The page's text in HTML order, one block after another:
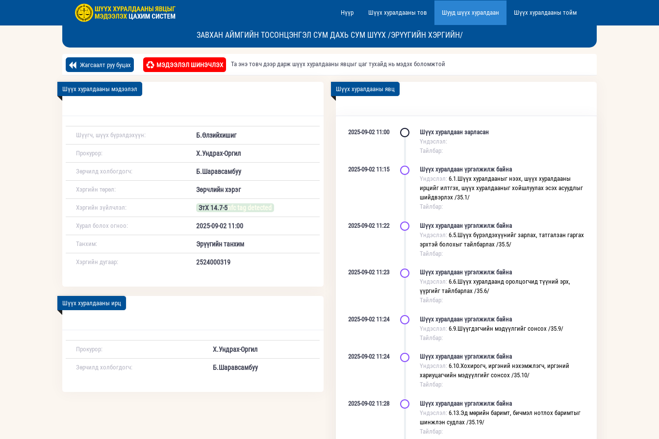
Нүүр Шүүх хуралдааны тов Шууд шүүх хуралдаан Шүүх хуралдааны тойм
ЗАВХАН АЙМГИЙН ТОСОНЦЭНГЭЛ СУМ ДАХЬ СУМ ШҮҮХ /ЭРҮҮГИЙН ХЭРГИЙН/
Жагсаалт руу буцах МЭДЭЭЛЭЛ ШИНЭЧЛЭХ Та энэ товч дээр дарж шүүх хуралдааны явцыг цаг тухайд нь мэдэх боломжтой
Шүүх хуралдааны мэдээлэл
Шүүгч, шүүх бүрэлдэхүүн: Б.Өлзийхишиг
Прокурор: Х.Ундрах-Оргил
Зөрчилд холбогдогч: Б.Шаравсамбуу
Хэргийн төрөл: Зөрчлийн хэрэг
Хэргийн зүйлчлэл: ЗтХ 14.7-5nfc tag detected
Хурал болох огноо: 2025-09-02 11:00
Танхим: Эрүүгийн танхим
Хэргийн дугаар: 2524000319
Шүүх хуралдааны ирц
Прокурор: Х.Ундрах-Оргил
Зөрчилд холбогдогч: Б.Шаравсамбуу
Шүүх хуралдааны явц
2025-09-02 11:00
Шүүх хуралдаан зарласан
Үндэслэл:
Тайлбар:
2025-09-02 11:15
Шүүх хуралдаан үргэлжилж байна
Үндэслэл: 6.1.Шүүх хуралдааныг нээх, шүүх хуралдааны
ирцийг илтгэх, шүүх хуралдааныг хойшлуулах эсэх асуудлыг
шийдвэрлэх /35.1/
Тайлбар:
2025-09-02 11:22
Шүүх хуралдаан үргэлжилж байна
Үндэслэл: 6.5.Шүүх бүрэлдэхүүнийг зарлах, татгалзан гаргах
эрхтэй болохыг тайлбарлах /35.5/
Тайлбар:
2025-09-02 11:23
Шүүх хуралдаан үргэлжилж байна
Үндэслэл: 6.6.Шүүх хуралдаанд оролцогчид түүний эрх,
үүргийг тайлбарлах /35.6/
Тайлбар:
2025-09-02 11:24
Шүүх хуралдаан үргэлжилж байна
Үндэслэл: 6.9.Шүүгдэгчийн мэдүүлгийг сонсох /35.9/
Тайлбар:
2025-09-02 11:24
Шүүх хуралдаан үргэлжилж байна
Үндэслэл: 6.10.Хохирогч, иргэний нэхэмжлэгч, иргэний
хариуцагчийн мэдүүлгийг сонсох /35.10/
Тайлбар:
2025-09-02 11:28
Шүүх хуралдаан үргэлжилж байна
Үндэслэл: 6.13.Эд мөрийн баримт, бичмэл нотлох баримтыг
шинжлэн судлах /35.19/
Тайлбар: